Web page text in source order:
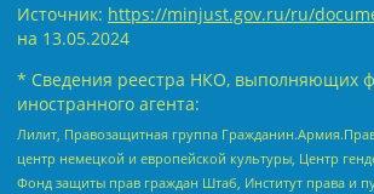
Источник: https://minjust.gov.ru/ru/
на 13.05.2024
* Сведения реестра НКО, выполняющих
иностранного агента:
Лилит, Правозащитная группа
центр немецкой и европейской культуры, Центр
Фонд защиты прав граждан Штаб, Институт права и